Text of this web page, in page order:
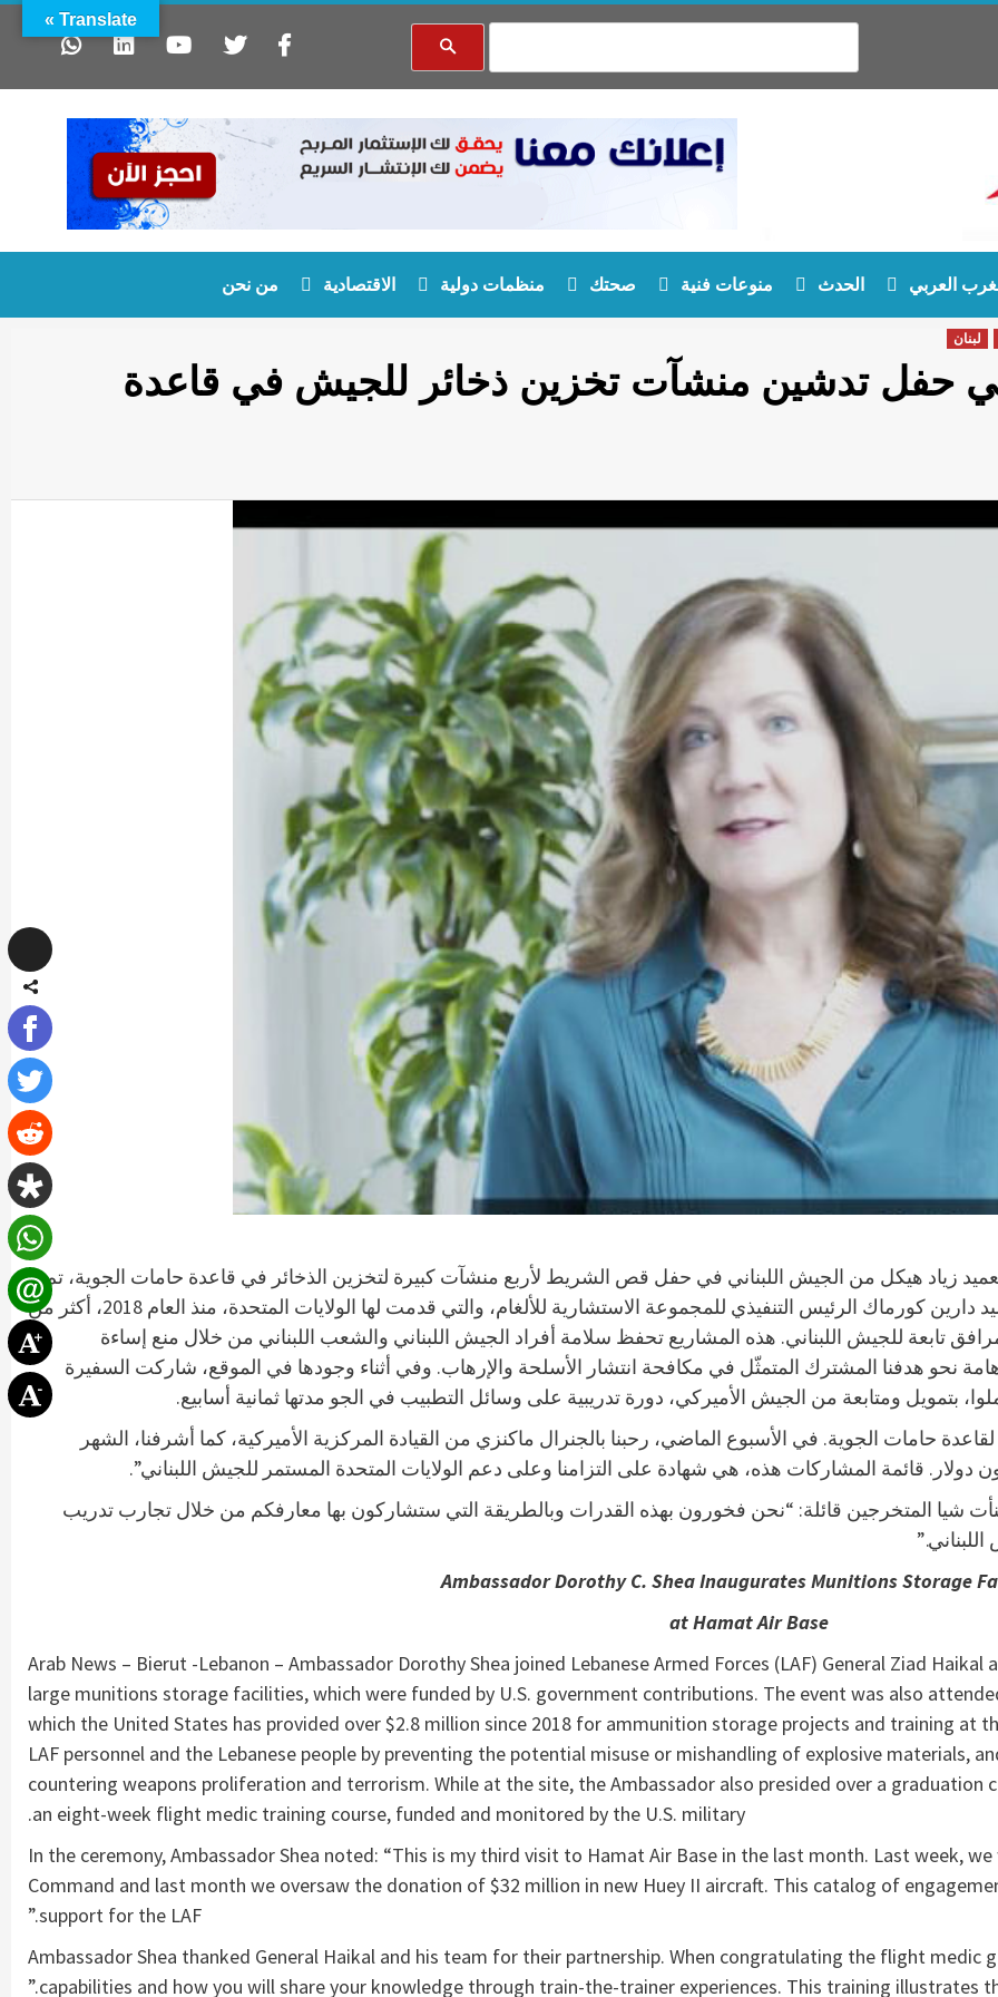
العربي الحدث منوعات فنية صحتك منظمات دولية الاقتصادية من نحن
لبنان
حفل تدشين منشآت تخزين ذخائر للجيش في قاعدة
زياد هيكل من الجيش اللبناني في حفل قص الشريط لأربع منشآت كبيرة لتخزين الذخائر في قاعدة حامات الجوية، تم
تمويلها من مساهمات الحكومة الأميركية. حضر المناسبة السيد دارين كورماك الرئيس التنفيذي للمجموعة الاستشارية للألغام، والتي قدمت لها الولايات المتحدة، منذ العام 2018، أكثر من
تابعة للجيش اللبناني. هذه المشاريع تحفظ سلامة أفراد الجيش اللبناني والشعب اللبناني من خلال منع إساءة
نحو هدفنا المشترك المتمثّل في مكافحة انتشار الأسلحة والإرهاب. وفي أثناء وجودها في الموقع، شاركت السفيرة
بتمويل ومتابعة من الجيش الأميركي، دورة تدريبية على وسائل التطبيب في الجو مدتها ثمانية أسابيع.
حامات الجوية. في الأسبوع الماضي، رحبنا بالجنرال ماكنزي من القيادة المركزية الأميركية، كما أشرفنا، الشهر
شيا المتخرجين قائلة: “نحن فخورون بهذه القدرات وبالطريقة التي ستشاركون بها معارفكم من خلال تجارب تدريب
Ambassador Dorothy C. Shea Inaugurates Munitions Storage
at Hamat Air Base
Arab News – Bierut -Lebanon – Ambassador Dorothy Shea joined Lebanese Armed Forces (LAF) General Ziad
large munitions storage facilities, which were funded by U.S. government contributions. The event was also
which the United States has provided over $2.8 million since 2018 for ammunition storage projects and training at
LAF personnel and the Lebanese people by preventing the potential misuse or mishandling of explosive materials,
countering weapons proliferation and terrorism. While at the site, the Ambassador also presided over a graduation
an eight-week flight medic training course, funded and monitored by the U.S. military.
In the ceremony, Ambassador Shea noted: “This is my third visit to Hamat Air Base in the last month. Last week,
Command and last month we oversaw the donation of $32 million in new Huey II aircraft. This catalog of
support for the LAF.”
Ambassador Shea thanked General Haikal and his team for their partnership. When congratulating the flight medic
capabilities and how you will share your knowledge through train-the-trainer experiences. This training illustrates
Translate »